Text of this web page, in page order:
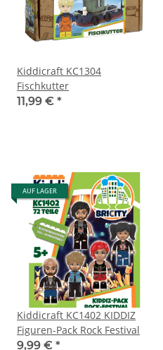
Kiddicraft KC1304
Fischkutter
11,99 € *
AUF LAGER
Kiddicraft KC1402 KIDDIZ
Figuren-Pack Rock Festival
9,99 € *